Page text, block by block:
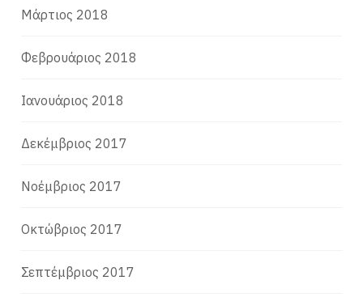
Μάρτιος 2018
Φεβρουάριος 2018
Ιανουάριος 2018
Δεκέμβριος 2017
Νοέμβριος 2017
Οκτώβριος 2017
Σεπτέμβριος 2017